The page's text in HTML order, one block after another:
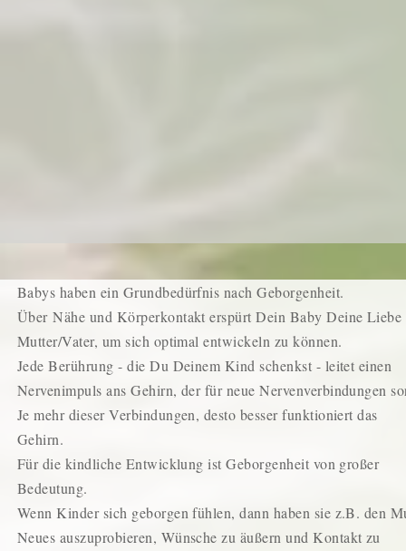
Babys haben ein Grundbedürfnis nach Geborgenheit.
ÜberNähe und Körperkontakt erspürt Dein Baby Deine Liebe
Mutter/Vater, um sich optimal entwickeln zu können.
Jede Berührung - die Du Deinem Kind schenkst - leitet einen
Nervenimpuls ans Gehirn, der für neue Nervenverbindungen
Je mehr dieser Verbindungen, desto besser funktioniert das
Gehirn.
Für die kindliche Entwicklung ist Geborgenheit von großer
Bedeutung.
Wenn Kinder sich geborgen fühlen, dann haben sie z.B. den
Neues auszuprobieren, Wünsche zu äußern und Kontakt zu